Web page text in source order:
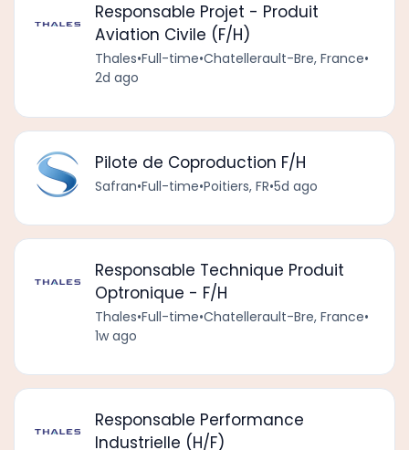
Responsable Projet - Produit
Aviation Civile (F/H)
Thales•Full-time•Chatellerault-Bre, France•
2d ago
Pilote de Coproduction F/H
Safran•Full-time•Poitiers, FR•5d ago
Responsable Technique Produit
Optronique - F/H
Thales•Full-time•Chatellerault-Bre, France•
1w ago
Responsable Performance
Industrielle (H/F)